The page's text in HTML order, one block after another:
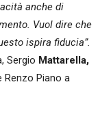
anche di
Vuol dire che
ispira fiducia”.
Sergio Mattarella,
Renzo Piano a